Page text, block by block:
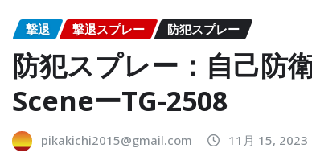
撃退 撃退スプレー 防犯スプレー
防犯スプレー：自己
SceneーTG-2508
pikakichi2015@gmail.com 11月 15, 2023